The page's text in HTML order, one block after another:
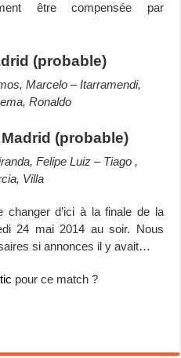
être compensée par
(probable)
Marcelo – Itarramendi,
Ronaldo
(probable)
Felipe Luiz – Tiago ,
Villa
changer d’ici à la finale de la
24 mai 2014 au soir. Nous
si annonces il y avait…
pour ce match ?